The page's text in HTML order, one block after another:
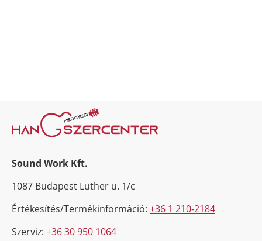
Sound Work Kft.
1087 Budapest Luther u. 1/c
Értékesítés/Termékinformáció: +36 1 210-2184
Szerviz: +36 30 950 1064